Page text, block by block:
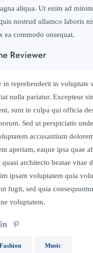
aliqua. Ut enim ad minim
nostrud ullamco laboris
ea commodo onsequat.
Reviewer
reprehenderit in voluptate
nulla pariatur. Excepteur
sunt in culpa qui officia
Sed ut perspiciatis
accusantium
aperiam, eaque ipsa quae
architecto beatae vitae
ipsam voluptatem quia
fugit, sed quia
voluptatem.
Fashion Music